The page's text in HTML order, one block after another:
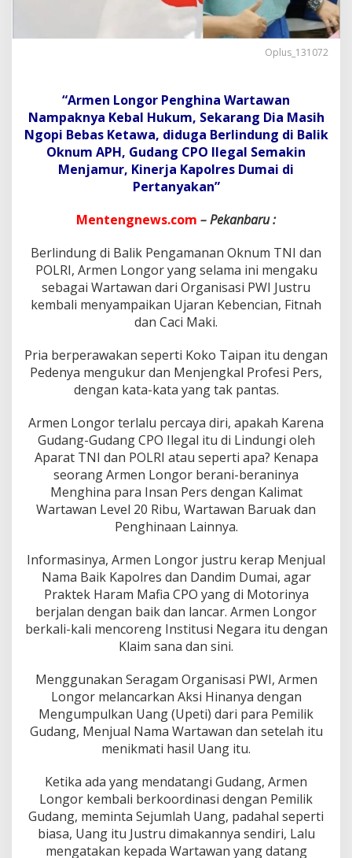
S
a
s
i
D
u
m
a
i
a
k
K
o
n
d
s
i
f
,
r
m
e
n
L
o
n
g
K
o
k
T
d
a
D
p
a
n
g
Oplus_131072
“Armen Longor Penghina Wartawan
Nampaknya Kebal Hukum, Sekarang Dia Masih
Ngopi Bebas Ketawa, diduga Berlindung di Balik
Oknum APH, Gudang CPO Ilegal Semakin
Menjamur, Kinerja Kapolres Dumai di
Pertanyakan”
Mentengnews.com – Pekanbaru :
Berlindung di Balik Pengamanan Oknum TNI dan
POLRI, Armen Longor yang selama ini mengaku
sebagai Wartawan dari Organisasi PWI Justru
kembali menyampaikan Ujaran Kebencian, Fitnah
dan Caci Maki.
Pria berperawakan seperti Koko Taipan itu dengan
Pedenya mengukur dan Menjengkal Profesi Pers,
dengan kata-kata yang tak pantas.
Armen Longor terlalu percaya diri, apakah Karena
Gudang-Gudang CPO Ilegal itu di Lindungi oleh
Aparat TNI dan POLRI atau seperti apa? Kenapa
seorang Armen Longor berani-beraninya
Menghina para Insan Pers dengan Kalimat
Wartawan Level 20 Ribu, Wartawan Baruak dan
Penghinaan Lainnya.
Informasinya, Armen Longor justru kerap Menjual
Nama Baik Kapolres dan Dandim Dumai, agar
Praktek Haram Mafia CPO yang di Motorinya
berjalan dengan baik dan lancar. Armen Longor
berkali-kali mencoreng Institusi Negara itu dengan
Klaim sana dan sini.
Menggunakan Seragam Organisasi PWI, Armen
Longor melancarkan Aksi Hinanya dengan
Mengumpulkan Uang (Upeti) dari para Pemilik
Gudang, Menjual Nama Wartawan dan setelah itu
menikmati hasil Uang itu.
Ketika ada yang mendatangi Gudang, Armen
Longor kembali berkoordinasi dengan Pemilik
Gudang, meminta Sejumlah Uang, padahal seperti
biasa, Uang itu Justru dimakannya sendiri, Lalu
mengatakan kepada Wartawan yang datang